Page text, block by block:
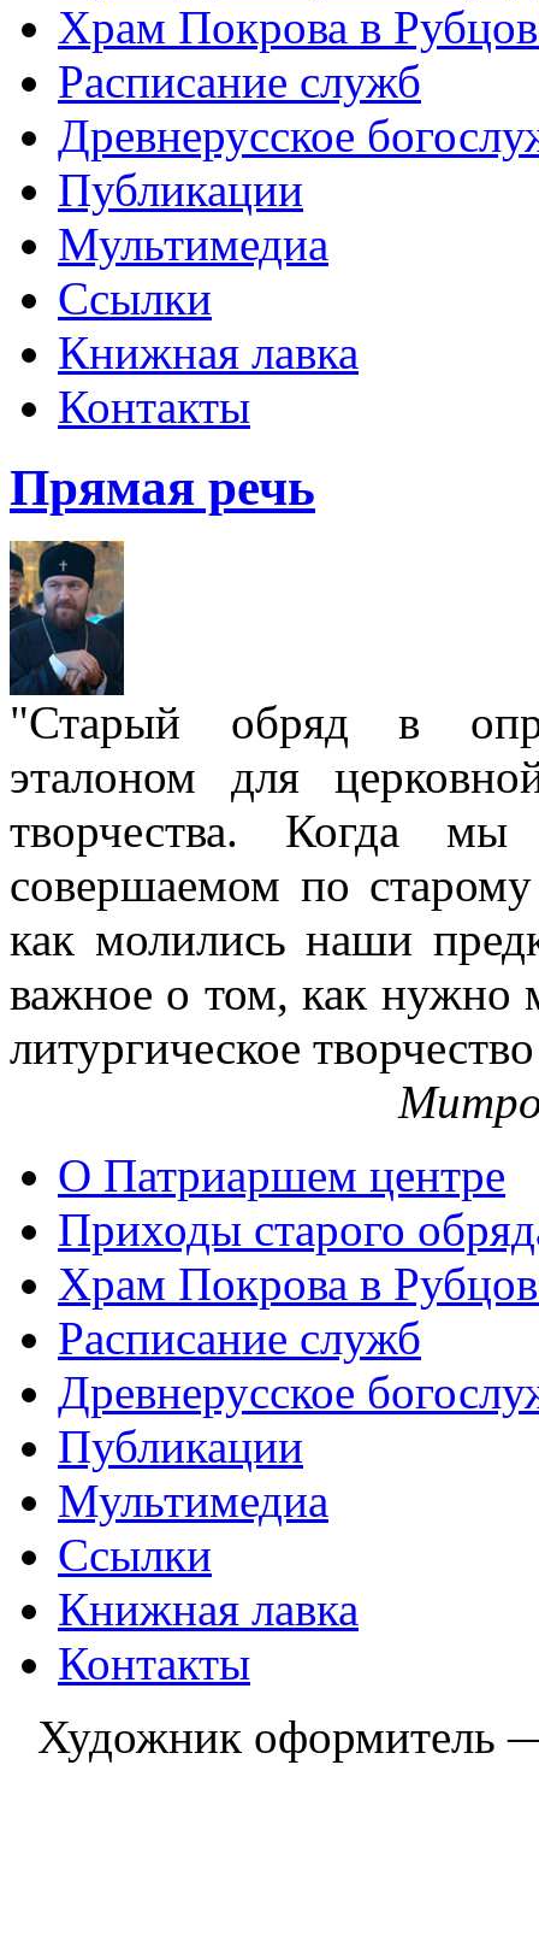
Храм Покрова в
Расписание служб
Древнерусское
Публикации
Мультимедиа
Ссылки
Книжная лавка
Контакты
Прямая речь
"Старый обряд в
эталоном для
творчества. Когда мы
совершаемом по
как молились наши
важное о том, как нужно
литургическое
О Патриаршем центре
Приходы старого
Храм Покрова в
Расписание служб
Древнерусское
Публикации
Мультимедиа
Ссылки
Книжная лавка
Контакты
Художник оформитель